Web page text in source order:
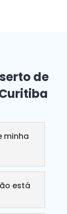
de
minha
está